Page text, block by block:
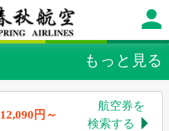
もっと見る
12,090円～
航空券を
検索する
